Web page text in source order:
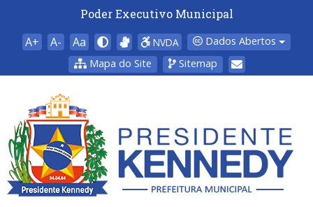
Poder Executivo Municipal
A+ A- Aa NVDA
Dados Abertos
Mapa do Site
Sitemap